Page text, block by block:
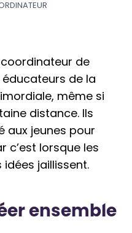
de
de la
même si
distance. Ils
aux jeunes pour
c’est lorsque les
jaillissent.
ensemble